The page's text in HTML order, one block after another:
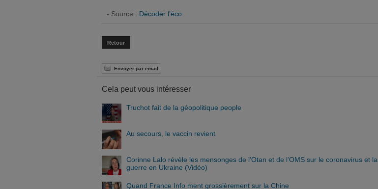
- Source : Décoder l’éco
Retour
Envoyer par email
Cela peut vous intéresser
Truchot fait de la géopolitique people
Au secours, le vaccin revient
Corinne Lalo révèle les mensonges de l’Otan et de l’OMS sur le coronavirus et la
guerre en Ukraine (Vidéo)
Quand France Info ment grossièrement sur la Chine